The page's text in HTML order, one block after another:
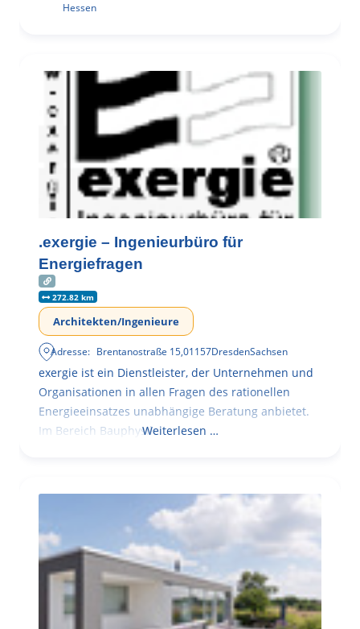
Hessen
.exergie – Ingenieurbüro für
Energiefragen
272.82 km
Architekten/Ingenieure
Adresse: Brentanostraße 15,01157DresdenSachsen
exergie ist ein Dienstleister, der Unternehmen und
Organisationen in allen Fragen des rationellen
Energieeinsatzes unabhängige Beratung anbietet.
Im Bereich BauphysikWeiterlesen …